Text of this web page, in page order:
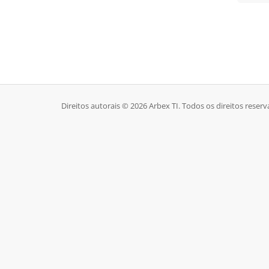
Direitos autorais © 2026 Arbex TI. Todos os direitos